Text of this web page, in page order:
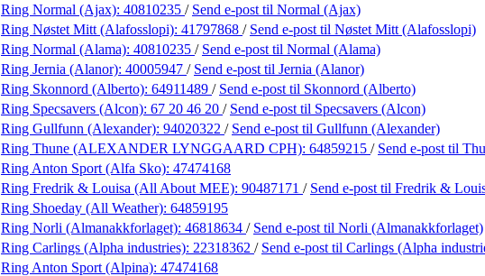
Ring Normal (Ajax): 40810235 / Send e-post til Normal (Ajax)
Ring Nøstet Mitt (Alafosslopi): 41797868 / Send e-post til Nøstet Mitt (Alafosslopi)
Ring Normal (Alama): 40810235 / Send e-post til Normal (Alama)
Ring Jernia (Alanor): 40005947 / Send e-post til Jernia (Alanor)
Ring Skonnord (Alberto): 64911489 / Send e-post til Skonnord (Alberto)
Ring Specsavers (Alcon): 67 20 46 20 / Send e-post til Specsavers (Alcon)
Ring Gullfunn (Alexander): 94020322 / Send e-post til Gullfunn (Alexander)
Ring Thune (ALEXANDER LYNGGAARD CPH): 64859215 / Send e-post til
Ring Anton Sport (Alfa Sko): 47474168
Ring Fredrik & Louisa (All About MEE): 90487171 / Send e-post til Fredrik &
Ring Shoeday (All Weather): 64859195
Ring Norli (Almanakkforlaget): 46818634 / Send e-post til Norli (Almanakkforlaget)
Ring Carlings (Alpha industries): 22318362 / Send e-post til Carlings (Alpha
Ring Anton Sport (Alpina): 47474168